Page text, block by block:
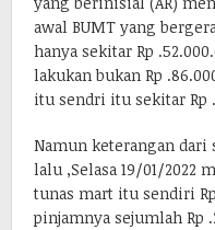
awal BUMT yang
hanya sekitar Rp
lakukan bukan Rp
itu sendri itu sekitar Rp
Namun keterangan dari
lalu ,Selasa 19/01/2022
tunas mart itu sendiri
pinjamnya sejumlah Rp